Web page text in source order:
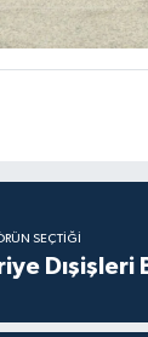
SEÇTIĞI
Dışişleri